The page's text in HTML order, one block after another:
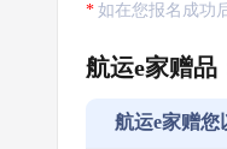
如在您报名成功
航运e家赠品
航运e家赠